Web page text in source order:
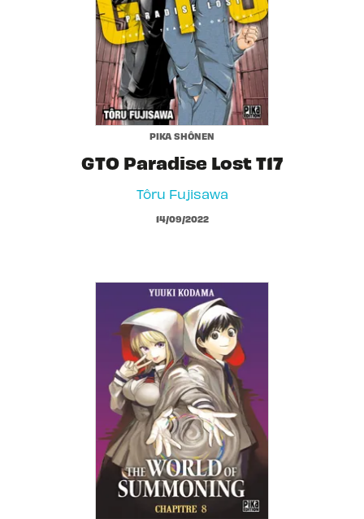
PIKA SHÔNEN
GTO Paradise Lost T17
Tôru Fujisawa
14/09/2022